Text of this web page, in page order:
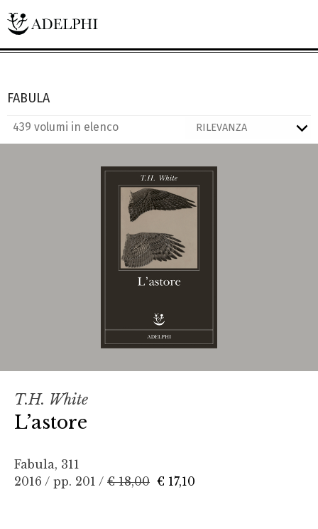
FABULA
439 volumi in elenco
T.H. White
L’astore
Fabula, 311
2016 / pp. 201 / € 18,00 € 17,10